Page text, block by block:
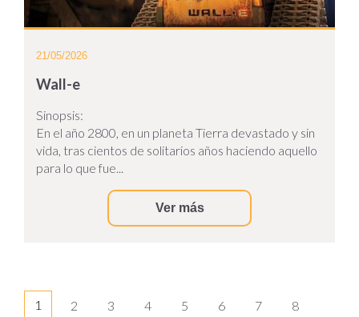
21/05/2026
Wall-e
Sinopsis:
En el año 2800, en un planeta Tierra devastado y sin
vida, tras cientos de solitarios años haciendo aquello
para lo que fue...
Ver más
1 2 3 4 5 6 7
8